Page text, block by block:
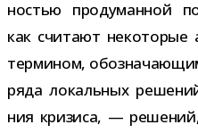
но­стью про­ду­ман­ной
как счи­тают неко­то­рые
тер­ми­ном,
ряда локаль­ных
ния кри­зиса, —